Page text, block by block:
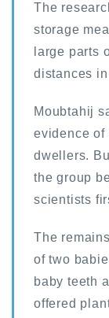
The
storage
large parts
distances
Moubtahij
evidence of
dwellers.
the group
scientists
The
of two
baby teeth
offered